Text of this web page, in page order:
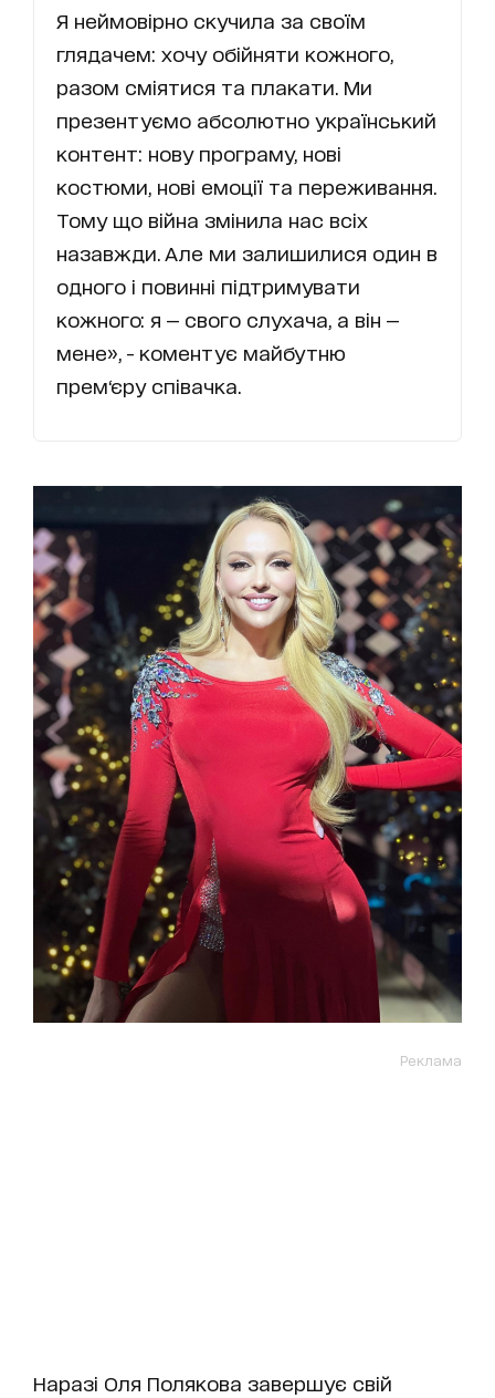
Я неймовірно скучила за своїм
глядачем: хочу обійняти кожного,
разом сміятися та плакати. Ми
презентуємо абсолютно український
контент: нову програму, нові
костюми, нові емоції та переживання.
Тому що війна змінила нас всіх
назавжди. Але ми залишилися один в
одного і повинні підтримувати
кожного: я — свого слухача, а він —
мене», - коментує майбутню
прем‘єру співачка.
Реклама
Наразі Оля Полякова завершує свій